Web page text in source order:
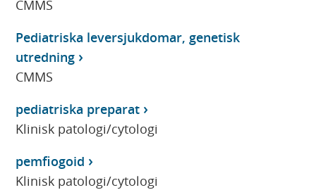
CMMS
Pediatriska leversjukdomar, genetisk
utredning
CMMS
pediatriska preparat
Klinisk patologi/cytologi
pemfiogoid
Klinisk patologi/cytologi